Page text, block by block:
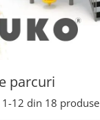
parcuri
1-12 din 18 produse